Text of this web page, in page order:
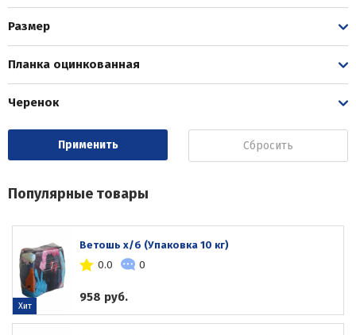
Размер
Планка оцинкованная
Черенок
Сбросить
Популярные товары
Ветошь х/б (Упаковка 10 кг)
0.0
0
958 руб.
Хит